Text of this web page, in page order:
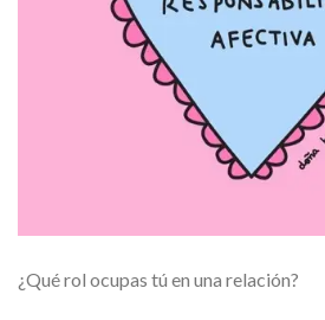
¿Qué rol ocupas tú en una relación?